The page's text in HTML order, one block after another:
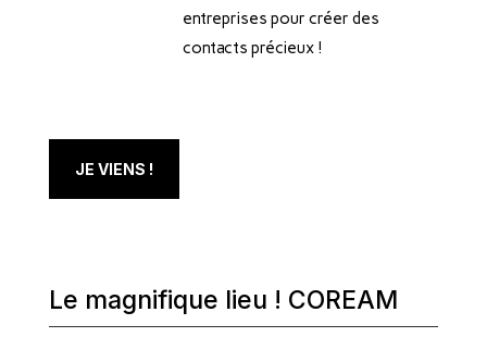
entreprises pour créer des
contacts précieux !
JE VIENS !
Le magnifique lieu ! COREAM